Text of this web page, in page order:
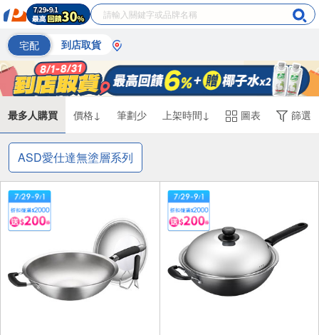
宅配 到店取貨
最多人購買 價格↓ 筆劃少 上架時間↓ 圖表 篩選
ASD愛仕達無塗層系列